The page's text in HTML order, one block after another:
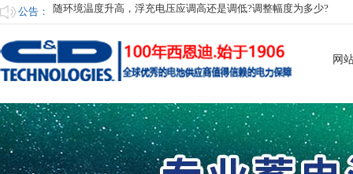
公告： UPS电源蓄电池的维护措施有哪些?
何为铅晶电池?
为了保证电池长寿命，电池室应具备哪些条件?
随环境温度升高，浮充电压应调高还是调低?调整幅度为多少?
网